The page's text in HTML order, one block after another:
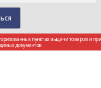
пунктах выдачи товаров и при
документов